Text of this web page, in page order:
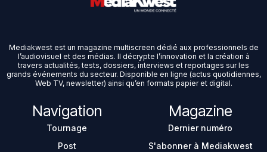
Mediakwest est un magazine multiscreen dédié aux professionnels de
l’audiovisuel et des médias. Il décrypte l’innovation et la création à
travers actualités, tests, dossiers, interviews et reportages sur les
grands événements du secteur. Disponible en ligne (actus quotidiennes,
Web TV, newsletter) ainsi qu’en formats papier et digital.
Navigation
Tournage
Post
Magazine
Dernier numéro
S'abonner à Mediakwest